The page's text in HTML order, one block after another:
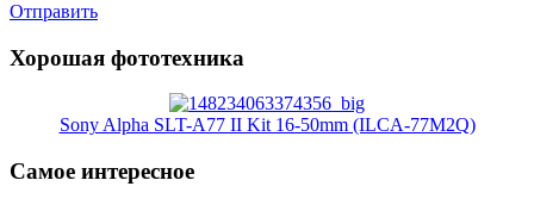
Отправить
Хорошая фототехника
Sony Alpha SLT-A77 II Kit 16-50mm (ILCA-77M2Q)
Самое интересное